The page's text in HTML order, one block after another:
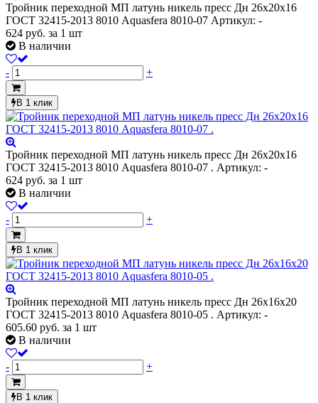
Тройник переходной МП латунь никель пресс Дн 26х20х16
ГОСТ 32415-2013 8010 Aquasfera 8010-07 Артикул: -
624 руб. за 1 шт
В наличии
- +
В 1 клик
Тройник переходной МП латунь никель пресс Дн 26х20х16
ГОСТ 32415-2013 8010 Aquasfera 8010-07 . Артикул: -
624 руб. за 1 шт
В наличии
- +
В 1 клик
Тройник переходной МП латунь никель пресс Дн 26х16х20
ГОСТ 32415-2013 8010 Aquasfera 8010-05 . Артикул: -
605.60 руб. за 1 шт
В наличии
- +
В 1 клик